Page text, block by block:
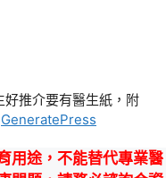
推介要有醫生紙，附
GeneratePress
用途，不能替代專業醫